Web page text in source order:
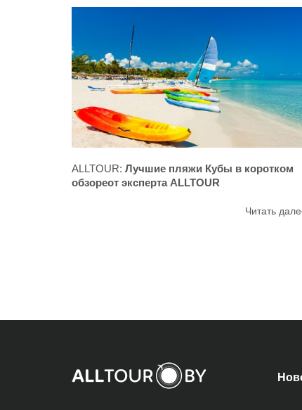
ALLTOUR: Лучшие пляжи Кубы в коротком
обзореот эксперта ALLTOUR
Читать